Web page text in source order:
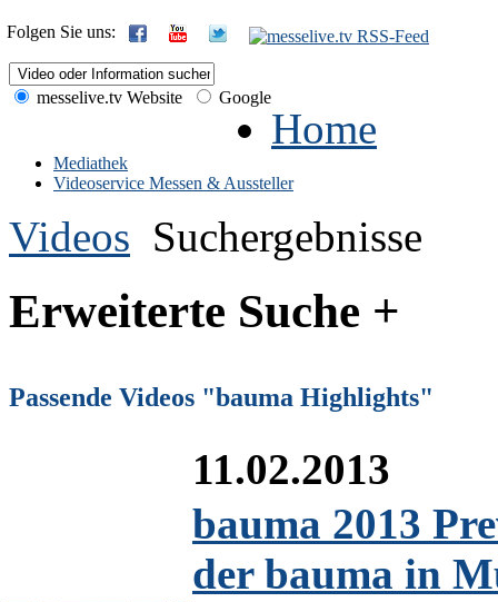
Folgen Sie uns:
messelive.tv Website Google
Home
Mediathek
Videoservice Messen & Aussteller
Videos Suchergebnisse
Erweiterte Suche +
Passende Videos "bauma Highlights"
11.02.2013
bauma 2013
der bauma in